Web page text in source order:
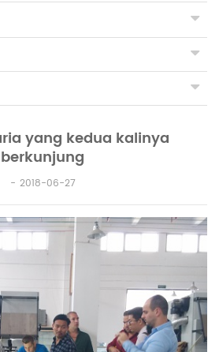
yang kedua kalinya
berkunjung
2018-06-27